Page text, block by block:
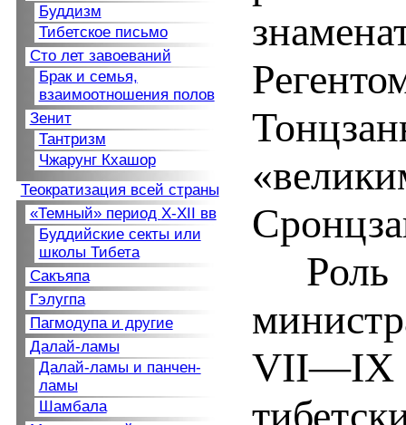
Буддизм
Тибетское письмо
Сто лет завоеваний
Брак и семья,
взаимоотношения полов
Зенит
Тантризм
Чжарунг Кхашор
Теократизация всей страны
«Темный» период X-XII вв
Буддийские секты или
школы Тибета
Сакъяпа
Гэлугпа
Пагмодупа и другие
Далай-ламы
Далай-ламы и панчен-
ламы
Шамбала
VII—IX